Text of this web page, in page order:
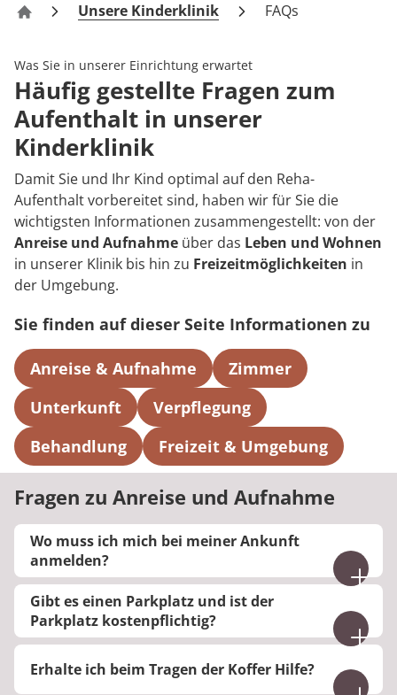
Karriere
Kinderklinik „Am Nicolausholz“ Bad Kösen
Unsere Kinderklinik FAQs
Was Sie in unserer Einrichtung erwartet
Häufig gestellte Fragen zum
Aufenthalt in unserer
Kinderklinik
Damit Sie und Ihr Kind optimal auf den Reha-
Aufenthalt vorbereitet sind, haben wir für Sie die
wichtigsten Informationen zusammengestellt: von der
Anreise und Aufnahme über das Leben und Wohnen
in unserer Klinik bis hin zu Freizeitmöglichkeiten in
der Umgebung.
Sie finden auf dieser Seite Informationen zu
Anreise & Aufnahme
Zimmer
Unterkunft
Verpflegung
Behandlung
Freizeit & Umgebung
Fragen zu Anreise und Aufnahme
Wo muss ich mich bei meiner Ankunft
anmelden?
Bitte melden Sie sich an der Rezeption an. Dort
erhalten Sie alle wichtigen Informationen.
Gibt es einen Parkplatz und ist der
Parkplatz kostenpflichtig?
Auf dem Klinikgelände befindet sich ein Parkplatz,
auf dem Sie kostenlos parken können.
Erhalte ich beim Tragen der Koffer Hilfe?